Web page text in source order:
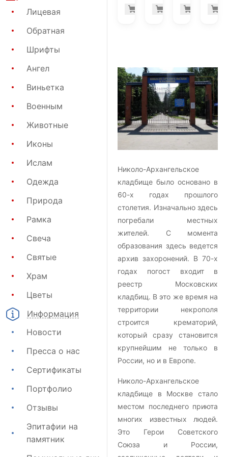
Лицевая
Обратная
Шрифты
Ангел
Виньетка
Военным
Животные
Иконы
Ислам
Одежда
Природа
Рамка
Свеча
Святые
Храм
Цветы
Информация
Новости
Пресса о нас
Сертификаты
Портфолио
Отзывы
Эпитафии на
памятник
666.800
Купить Купить Купить
Николо-Архангельское
кладбище было основано в
60-х годах прошлого
столетия. Изначально здесь
погребали местных
жителей. С момента
образования здесь ведется
архив захоронений. В 70-х
годах погост входит в
реестр Московских
кладбищ. В это же время на
территории некрополя
строится крематорий,
который сразу становится
крупнейшим не только в
России, но и в Европе.
Николо-Архангельское
кладбище в Москве стало
местом последнего приюта
многих известных людей.
Это Герои Советского
Союза и России,